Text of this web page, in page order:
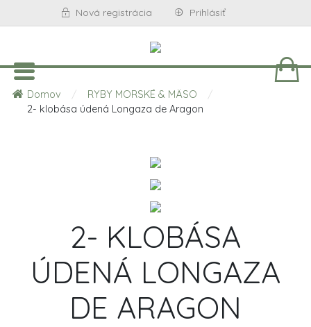
Nová registrácia Prihlásiť
Domov / RYBY MORSKÉ & MÄSO
/
2- klobása údená Longaza de Aragon
2- KLOBÁSA
ÚDENÁ LONGAZA
DE ARAGON